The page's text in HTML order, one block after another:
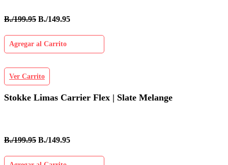
B./199.95 B./149.95
Agregar al Carrito
Ver Carrito
Stokke Limas Carrier Flex | Slate Melange
B./199.95 B./149.95